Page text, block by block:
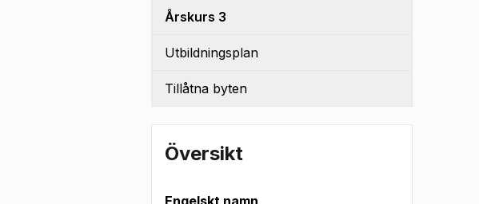
Årskurs 3
Utbildningsplan
Tillåtna byten
Översikt
Engelskt namn